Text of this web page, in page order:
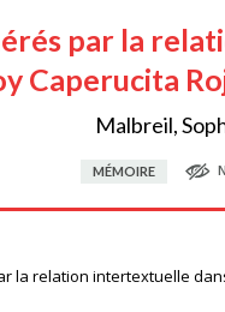
par la
Caperucita
Malbreil,
MÉMOIRE
la relation intertextuelle